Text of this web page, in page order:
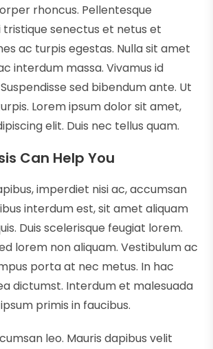
rhoncus. Pellentesque
senectus et netus et
ac turpis egestas. Nulla sit amet
interdum massa. Vivamus id
sed bibendum ante. Ut
Lorem ipsum dolor sit amet,
elit. Duis nec tellus quam.
Can Help You
imperdiet nisi ac, accumsan
interdum est, sit amet aliquam
Duis scelerisque feugiat lorem.
lorem non aliquam. Vestibulum ac
porta at nec metus. In hac
dictumst. Interdum et malesuada
primis in faucibus.
leo. Mauris dapibus velit